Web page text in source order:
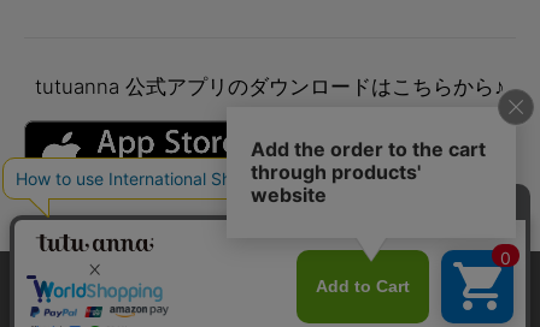
tutuanna 公式アプリのダウンロードはこちらから♪
本サイトでは、より快適にご利用いただけるようCookieを利用し
ています。詳細については
プライバシポリシー
をご確認くださ